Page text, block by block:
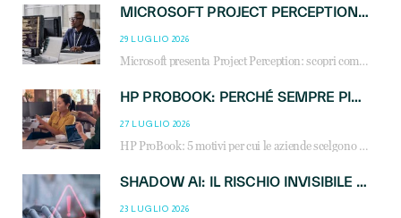
MICROSOFT PROJECT PERCEPTION: COME GLI AGENTI AI CAMBIERANNO SOC, CYBERSECURITY E SERVIZI MSP
29 LUGLIO 2026
Microsoft presenta Project Perception: scopri come gli agenti AI possono trasformare cybersecurity, SOC e servizi gestiti degli MSP.
HP PROBOOK: PERCHÉ SEMPRE PIÙ AZIENDE SCELGONO NOTEBOOK PROGETTATI PER IL LAVORO MODERNO
27 LUGLIO 2026
HP ProBook: 5 motivi per cui le aziende scelgono i notebook business HP per migliorare produttività, sicurezza e gestione dell’AI.
SHADOW AI: IL RISCHIO INVISIBILE CHE LE AZIENDE POSSONO GOVERNARE
23 LUGLIO 2026